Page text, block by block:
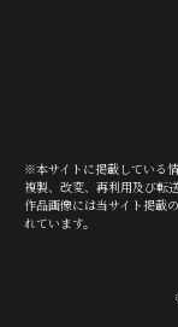
※本サイトに掲載している
複製、改変、再利用及び転
作品画像には当サイト掲載
れています。